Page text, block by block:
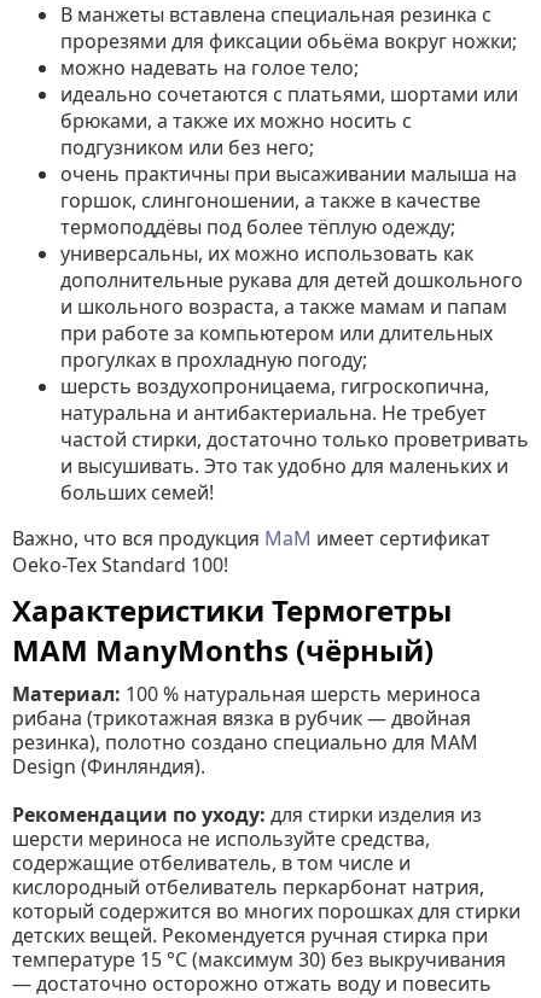
В манжеты вставлена специальная резинка с
прорезями для фиксации обьёма вокруг ножки;
можно надевать на голое тело;
идеально сочетаются с платьями, шортами или
брюками, а также их можно носить с
подгузником или без него;
очень практичны при высаживании малыша на
горшок, слингоношении, а также в качестве
термоподдёвы под более тёплую одежду;
универсальны, их можно использовать как
дополнительные рукава для детей дошкольного
и школьного возраста, а также мамам и папам
при работе за компьютером или длительных
прогулках в прохладную погоду;
шерсть воздухопроницаема, гигроскопична,
натуральна и антибактериальна. Не требует
частой стирки, достаточно только проветривать
и высушивать. Это так удобно для маленьких и
больших семей!
Важно, что вся продукция МаМ имеет сертификат
Oeko-Tex Standard 100!
Характеристики Термогетры
MAM ManyMonths (чёрный)
Материал: 100 % натуральная шерсть мериноса
рибана (трикотажная вязка в рубчик — двойная
резинка), полотно создано специально для MAM
Design (Финляндия).
Рекомендации по уходу: для стирки изделия из
шерсти мериноса не используйте средства,
содержащие отбеливатель, в том числе и
кислородный отбеливатель перкарбонат натрия,
который содержится во многих порошках для стирки
детских вещей. Рекомендуется ручная стирка при
температуре 15 °C (максимум 30) без выкручивания
— достаточно осторожно отжать воду и повесить